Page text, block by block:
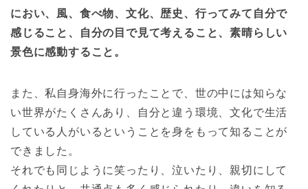
におい、風、食べ物、文化、歴史、行ってみて自分で
感じること、自分の目で見て考えること、素晴らしい
景色に感動すること。
また、私自身海外に行ったことで、世の中には知らな
い世界がたくさんあり、自分と違う環境、文化で生活
している人がいるということを身をもって知ることが
できました。
それでも同じように笑ったり、泣いたり、親切にして